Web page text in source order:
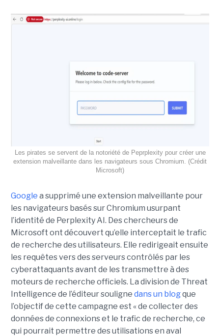
Les pirates se servent de la notoriété de Peprplexity pour créer une
extension malveillante dans les navigateurs sous Chromium. (Crédit
Microsoft)
Google a supprimé une extension malveillante pour
les navigateurs basés sur Chromium usurpant
l’identité de Perplexity AI. Des chercheurs de
Microsoft ont découvert qu’elle interceptait le trafic
de recherche des utilisateurs. Elle redirigeait ensuite
les requêtes vers des serveurs contrôlés par les
cyberattaquants avant de les transmettre à des
moteurs de recherche officiels. La division de Threat
Intelligence de l’éditeur souligne dans un blogque
l’objectif de cette campagne est « de collecter des
données de connexions et le trafic de recherche, ce
qui pourrait permettre des utilisations en aval